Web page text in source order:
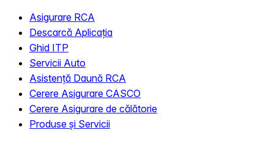
Asigurare RCA
Descarcă Aplicația
Ghid ITP
Servicii Auto
Asistență Daună RCA
Cerere Asigurare CASCO
Cerere Asigurare de călătorie
Produse și Servicii